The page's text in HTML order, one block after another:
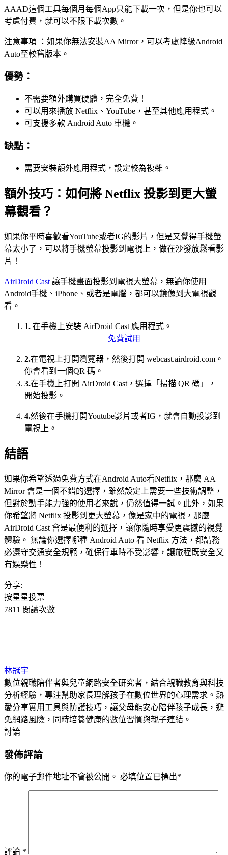
AAAD這個工具每個月每個App只能下載一次，但是你也可以
考慮付費，就可以不限下載次數。
注意事項 ：如果你無法安裝AA Mirror，可以考慮降級Android
Auto至較舊版本。
優勢：
不需要額外購買硬體，完全免費！
可以用來播放 Netflix、YouTube，甚至其他應用程式。
可支援多款 Android Auto 車機。
缺點：
需要安裝額外應用程式，設定較為複雜。
額外技巧：如何將 Netflix 投影到更大螢
幕觀看？
如果你平時喜歡看YouTube或者IG的影片，但是又覺得手機螢
幕太小了，可以將手機螢幕投影到電視上，做在沙發放鬆看影
片！
AirDroid Cast 讓手機畫面投影到電視大螢幕，無論你使用
Android手機、iPhone、或者是電腦，都可以鏡像到大電視觀
看。
1. 在手機上安裝 AirDroid Cast 應用程式。
免費試用
2.在電視上打開瀏覽器，然後打開 webcast.airdroid.com。
你會看到一個QR 碼。
3.在手機上打開 AirDroid Cast，選擇「掃描 QR 碼」，
開始投影。
4.然後在手機打開Youtube影片或者IG，就會自動投影到
電視上。
結語
如果你希望透過免費方式在Android Auto看Netflix，那麼 AA
Mirror 會是一個不錯的選擇，雖然設定上需要一些技術調整，
但對於動手能力強的使用者來說，仍然值得一試。此外，如果
你希望將 Netflix 投影到更大螢幕，像是家中的電視，那麼
AirDroid Cast 會是最便利的選擇，讓你隨時享受更震撼的視覺
體驗。 無論你選擇哪種 Android Auto 看 Netflix 方法，都請務
必遵守交通安全規範，確保行車時不受影響，讓旅程既安全又
有娛樂性！
分享:
按星星投票
7811 閲讀次數
林冠宇
數位親職陪伴者與兒童網路安全研究者，結合親職教育與科技
分析經驗，專注幫助家長理解孩子在數位世界的心理需求。熱
愛分享實用工具與防護技巧，讓父母能安心陪伴孩子成長，避
免網路風險，同時培養健康的數位習慣與親子連結。
討論
發佈評論
你的電子郵件地址不會被公開。 必填位置已標出*
評論 *